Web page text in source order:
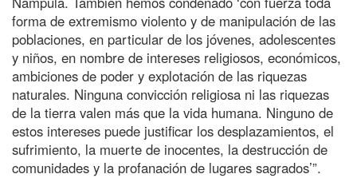
forma de extremismo violento y de manipulación de las
poblaciones, en particular de los jóvenes, adolescentes
y niños, en nombre de intereses religiosos, económicos,
ambiciones de poder y explotación de las riquezas
naturales. Ninguna convicción religiosa ni las riquezas
de la tierra valen más que la vida humana. Ninguno de
estos intereses puede justificar los desplazamientos, el
sufrimiento, la muerte de inocentes, la destrucción de
comunidades y la profanación de lugares sagrados’”.